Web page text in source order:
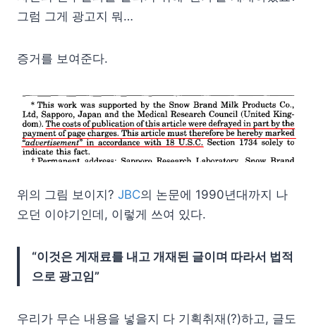
그럼 그게 광고지 뭐…
증거를 보여준다.
위의 그림 보이지? JBC의 논문에 1990년대까지 나
오던 이야기인데, 이렇게 쓰여 있다.
“이것은 게재료를 내고 개재된 글이며 따라서 법적
으로 광고임”
우리가 무슨 내용을 넣을지 다 기획취재(?)하고, 글도